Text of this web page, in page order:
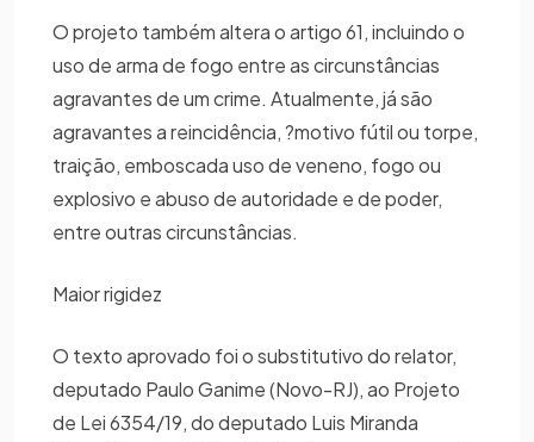
O projeto também altera o artigo 61, incluindo o
uso de arma de fogo entre as circunstâncias
agravantes de um crime. Atualmente, já são
agravantes a reincidência, ?motivo fútil ou torpe,
traição, emboscada uso de veneno, fogo ou
explosivo e abuso de autoridade e de poder,
entre outras circunstâncias.
Maior rigidez
O texto aprovado foi o substitutivo do relator,
deputado Paulo Ganime (Novo-RJ), ao Projeto
de Lei 6354/19, do deputado Luis Miranda